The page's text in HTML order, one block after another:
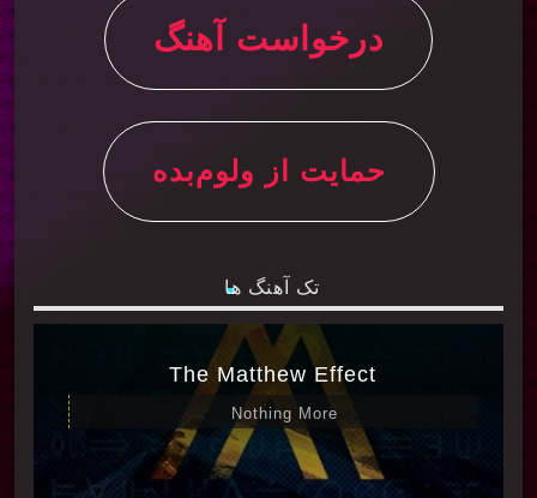
### استفاده از موسیقی‌های متنوع در فیلم
در کنار این آهنگ‌ها، فیلم از موسیقی‌های راک
کلاسیک، هیپ‌هاپ و جاز در صحنه‌های مختلف بهره
می‌برد تا جلوه بصری و شنیداری صحنه‌ها را تقویت
کند. این تنوع ژانری، فیلم را از منظر موسیقی بسیار
برای مثال، در صحنه‌های کلاب شبانه و مهمانی،
موسیقی‌های الکترونیک و راک مدرن با ریتم‌های تند
شنیده می‌شود که جو را زنده و مخاطب را در جریان
هیجان فیلم نگه می‌دارد. این انتخاب‌های موسیقایی به
فیلم حس روزمرگی و در عین حال تنش دائمی می‌دهد
درخواست آهنگ
حمایت از ولوم‌بده
تک آهنگ ها
The Matthew Effect
Nothing More